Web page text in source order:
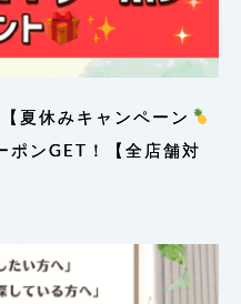
夏休みキャンペーン
ポンGET！【全店舗対